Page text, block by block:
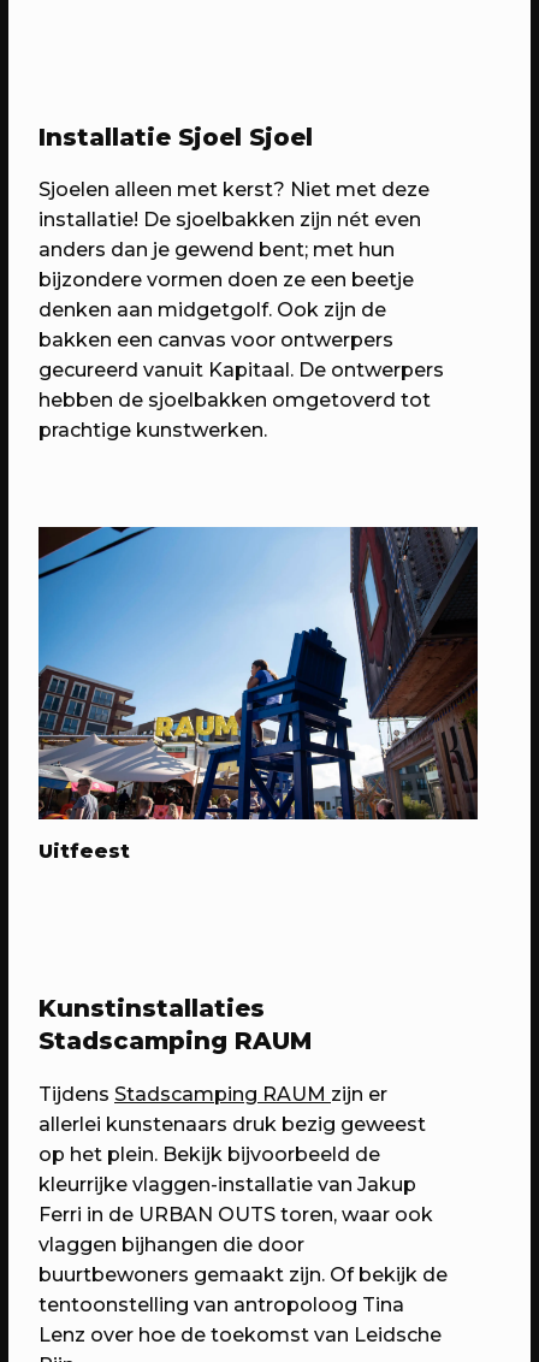
Eeuwige Jeugd
Elke woensdag, alles wat je wil weten
over RAUM
gasten
29/08/2026 STRAATFEST
Installatie Sjoel Sjoel
Sjoelen alleen met kerst? Niet met deze
installatie! De sjoelbakken zijn nét even
anders dan je gewend bent; met hun
bijzondere vormen doen ze een beetje
denken aan midgetgolf. Ook zijn de
bakken een canvas voor ontwerpers
gecureerd vanuit Kapitaal. De ontwerpers
hebben de sjoelbakken omgetoverd tot
prachtige kunstwerken.
Uitfeest
Kunstinstallaties
Stadscamping RAUM
Tijdens Stadscamping RAUM zijn er
allerlei kunstenaars druk bezig geweest
op het plein. Bekijk bijvoorbeeld de
kleurrijke vlaggen-installatie van Jakup
Ferri in de URBAN OUTS toren, waar ook
vlaggen bijhangen die door
buurtbewoners gemaakt zijn. Of bekijk de
tentoonstelling van antropoloog Tina
Lenz over hoe de toekomst van Leidsche